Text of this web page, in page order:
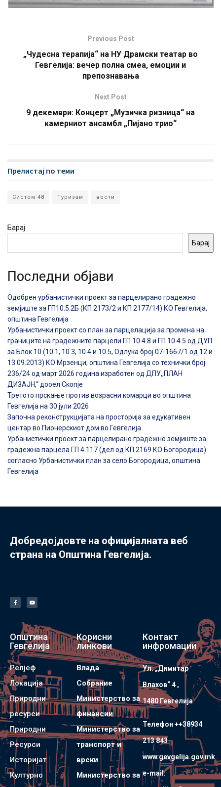
Previous Post
„Чудесна терапија“ на НУ Драмски театар во
Гевгелија: вечер полна смеа, емоции и
препознавања
Next Post
9 декември: Концерт „Музичка ризница“ на
камерниот ансамбл „Пијано трио“
Прелистај по теми
Систем 48 Туризам вести
Барај
Барај
Последни објави
Одобрен урбанистички проект за парцелирано градежно
земјиште за ГП10.5.2Б (КП 2173/2 и КП 2177/14) КО Гевгелија,
општина Гевгелија
Урбанистички проект со план за парцелација за промена на
границите на градежните парцели ГП 10.4.8 и ГП 10.4.5 од ДУП
за Блок 10 (10.1, 10.3, 10.4 и 10.5, Одлука број 07-1667/1 од 12 и
13.09.2013) КО Мрзенци, општина Гевгелија со технички број
236/24 од март 2026 година изработен од ДПУ,,ПЛАН
ДИЗАЈН,“ дооел Скопје
Третото прскање против возрасни комарци во општина
Гевгелија на 30 јули 2026
Започна реконструкцијата на просторија за едукативен
центар во Пионерскиот дом во Гевгелија
Урбанистички проект за парцелирано градежно земјиште за
градежна парцела ГП 4.117 (дел од КП 2169 КО Богородица)
согласно Урбанистички план за село Богородица, општина
Гевгелија
Добредојдовте на официјалната веб
страна на Општина Гевгелија.
Општина
Гевгелија
Релјеф
Локација
Природни
ресурси
Природни
Ресурси
Историјат
Културно
Корисни
линкови
Влада
Собрание
Министерство за
финансии
Министерство за
транспорт и
врски
Министерство за
Контакт
инфромации
Ул. „Димитар
Влахов“ 4 ,
1480 Гевгелијa
Телефон ++38934
213 843
www.gevgelija.gov.mk
e-mail: